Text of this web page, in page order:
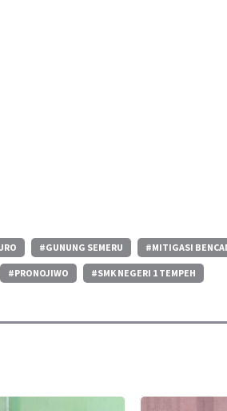
#GUNUNG SEMERU #MITIGASI
#PRONOJIWO #SMK NEGERI 1 TEMPEH